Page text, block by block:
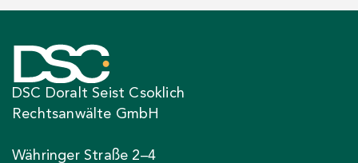
Dissertationsthema: Haftung und Versicherung bei Unfällen
automatisierter Fahrzeuge
2021
DSC Doralt Seist Csoklich
Rechtsanwälte GmbH
Währinger Straße 2–4